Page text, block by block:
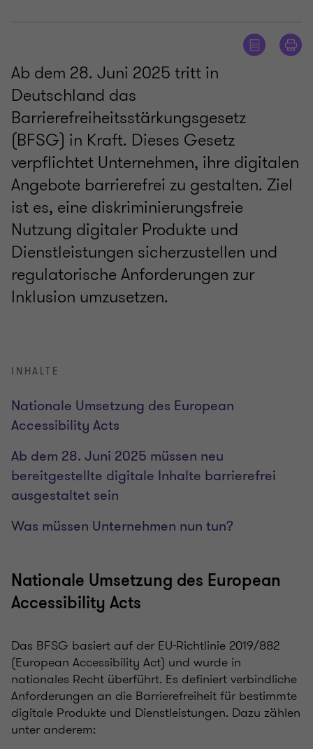
Ab dem 28. Juni 2025 tritt in
Deutschland das
Barrierefreiheitsstärkungsgesetz
(BFSG) in Kraft. Dieses Gesetz
verpflichtet Unternehmen, ihre digitalen
Angebote barrierefrei zu gestalten. Ziel
ist es, eine diskriminierungsfreie
Nutzung digitaler Produkte und
Dienstleistungen sicherzustellen und
regulatorische Anforderungen zur
Inklusion umzusetzen.
INHALTE
Nationale Umsetzung des European
Accessibility Acts
Ab dem 28. Juni 2025 müssen neu
bereitgestellte digitale Inhalte barrierefrei
ausgestaltet sein
Was müssen Unternehmen nun tun?
Nationale Umsetzung des European
Accessibility Acts
Das BFSG basiert auf der EU-Richtlinie 2019/882
(European Accessibility Act) und wurde in
nationales Recht überführt. Es definiert verbindliche
Anforderungen an die Barrierefreiheit für bestimmte
digitale Produkte und Dienstleistungen. Dazu zählen
unter anderem: